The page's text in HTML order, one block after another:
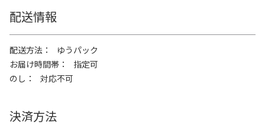
配送情報
配送方法
ゆうパック
お届け時間帯
指定可
のし
対応不可
決済方法